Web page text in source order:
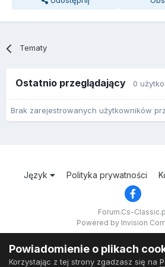
Tematy
Ostatnio przeglądający 0
Brak zarejestrowanych użytkowników
Język Polityka prywatności
Forum.Cs-
Powered by Invision
Powiadomienie o plikach
Korzystając z tej strony zgadzasz się na